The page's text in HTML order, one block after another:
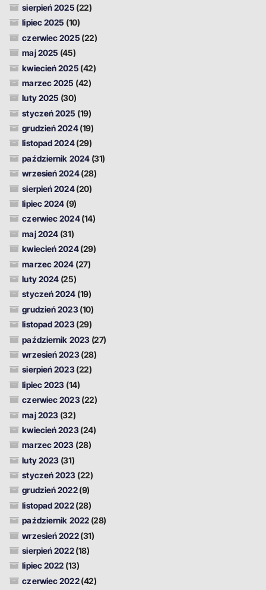
sierpień 2025 (22)
lipiec 2025 (10)
czerwiec 2025 (22)
maj 2025 (45)
kwiecień 2025 (42)
marzec 2025 (42)
luty 2025 (30)
styczeń 2025 (19)
grudzień 2024(19)
listopad 2024(29)
październik 2024(31)
wrzesień 2024(28)
sierpień 2024(20)
lipiec 2024 (9)
czerwiec 2024(14)
maj 2024 (31)
kwiecień 2024(29)
marzec 2024 (27)
luty 2024 (25)
styczeń 2024 (19)
grudzień 2023(10)
listopad 2023(29)
październik 2023(27)
wrzesień 2023(28)
sierpień 2023(22)
lipiec 2023 (14)
czerwiec 2023(22)
maj 2023 (32)
kwiecień 2023(24)
marzec 2023 (28)
luty 2023 (31)
styczeń 2023 (22)
grudzień 2022(9)
listopad 2022(28)
październik 2022(28)
wrzesień 2022(31)
sierpień 2022(18)
lipiec 2022 (13)
czerwiec 2022(42)